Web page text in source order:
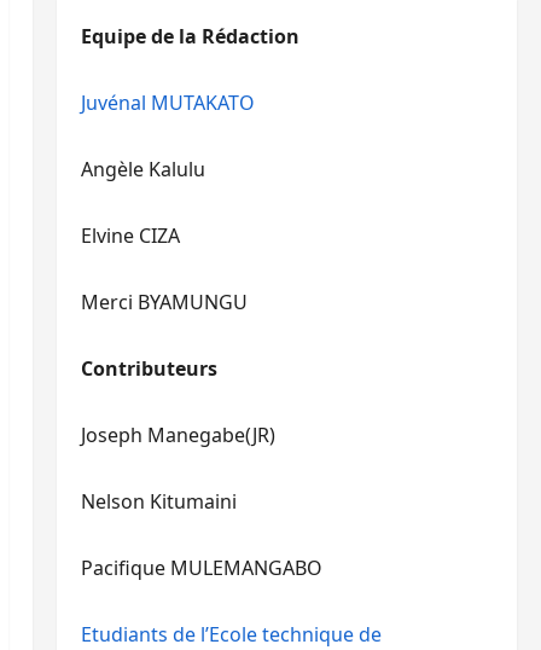
Equipe de la Rédaction
Juvénal MUTAKATO
Angèle Kalulu
Elvine CIZA
Merci BYAMUNGU
Contributeurs
Joseph Manegabe(JR)
Nelson Kitumaini
Pacifique MULEMANGABO
Etudiants de l’Ecole technique de